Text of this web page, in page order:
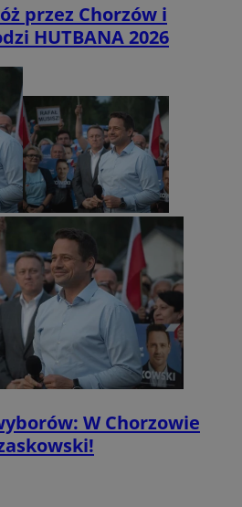
przez Chorzów i
HUTBANA 2026
W Chorzowie